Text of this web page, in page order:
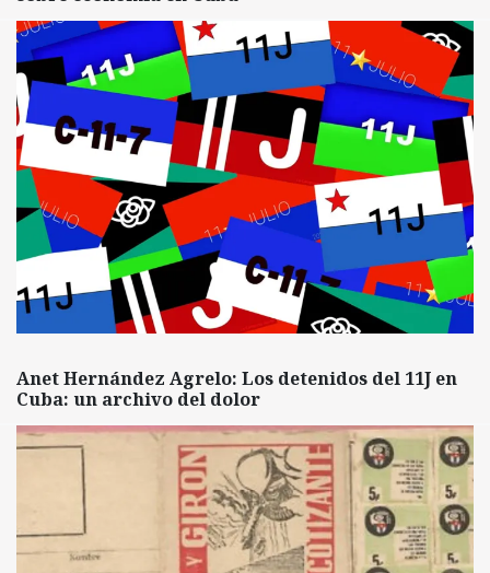
Anet Hernández Agrelo: Los detenidos del 11J en
Cuba: un archivo del dolor